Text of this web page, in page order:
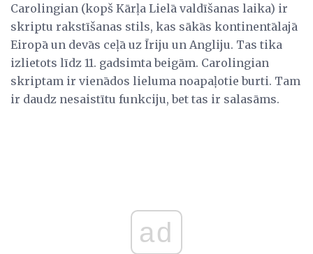
Carolingian (kopš Kārļa Lielā valdīšanas laika) ir
skriptu rakstīšanas stils, kas sākās kontinentālajā
Eiropā un devās ceļā uz Īriju un Angliju. Tas tika
izlietots līdz 11. gadsimta beigām. Carolingian
skriptam ir vienādos lieluma noapaļotie burti. Tam
ir daudz nesaistītu funkciju, bet tas ir salasāms.
ad